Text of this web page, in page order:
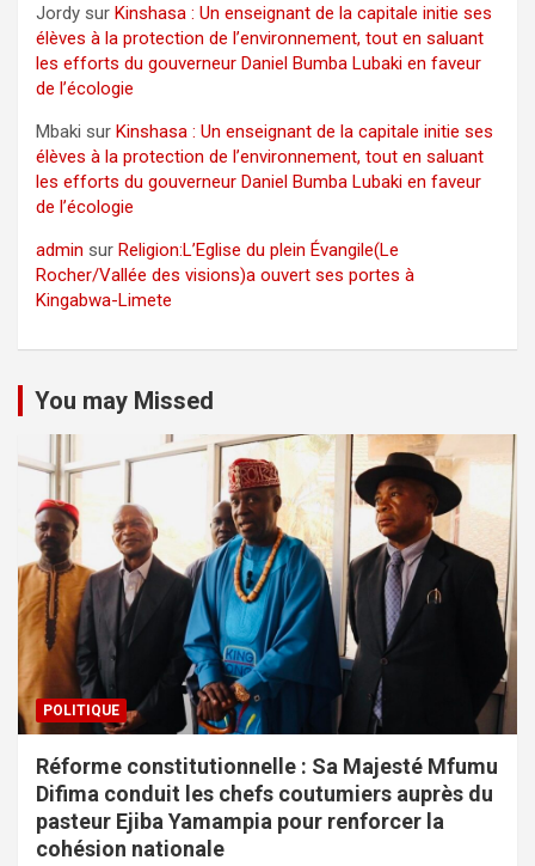
Jordy sur Kinshasa : Un enseignant de la capitale initie ses
élèves à la protection de l’environnement, tout en saluant
les efforts du gouverneur Daniel Bumba Lubaki en faveur
de l’écologie
Mbaki sur Kinshasa : Un enseignant de la capitale initie ses
élèves à la protection de l’environnement, tout en saluant
les efforts du gouverneur Daniel Bumba Lubaki en faveur
de l’écologie
admin sur Religion:L’Eglise du plein Évangile(Le
Rocher/Vallée des visions)a ouvert ses portes à
Kingabwa-Limete
You may Missed
POLITIQUE
Réforme constitutionnelle : Sa Majesté Mfumu
Difima conduit les chefs coutumiers auprès du
pasteur Ejiba Yamampia pour renforcer la
cohésion nationale